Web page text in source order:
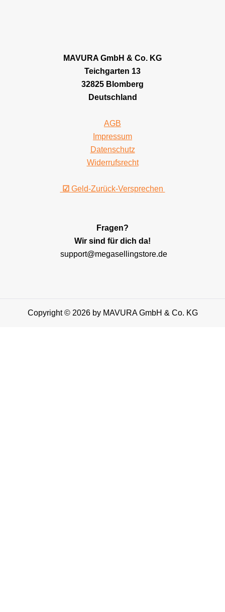
MAVURA GmbH & Co. KG
Teichgarten 13
32825 Blomberg
Deutschland
AGB
Impressum
Datenschutz
Widerrufsrecht
☑ Geld-Zurück-Versprechen
Fragen?
Wir sind für dich da!
support@megasellingstore.de
Copyright © 2026 by MAVURA GmbH & Co. KG